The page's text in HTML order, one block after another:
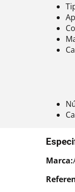
Marca: